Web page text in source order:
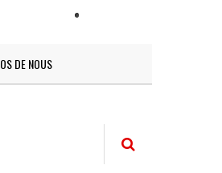
DE NOUS